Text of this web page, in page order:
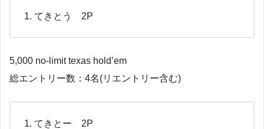
てきとう 2P
5,000 no-limit texas hold’em
総エントリー数：4名(リエントリー含む)
てきとー 2P